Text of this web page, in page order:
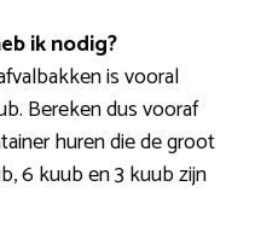
ik nodig?
is vooral
Bereken dus vooraf
huren die de groot
6 kuub en 3 kuub zijn